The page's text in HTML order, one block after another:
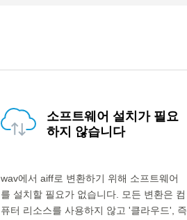
소프트웨어 설치가 필요
하지 않습니다
wav에서 aiff로 변환하기 위해 소프트웨어
를 설치할 필요가 없습니다. 모든 변환은 컴
퓨터 리소스를 사용하지 않고 '클라우드', 즉